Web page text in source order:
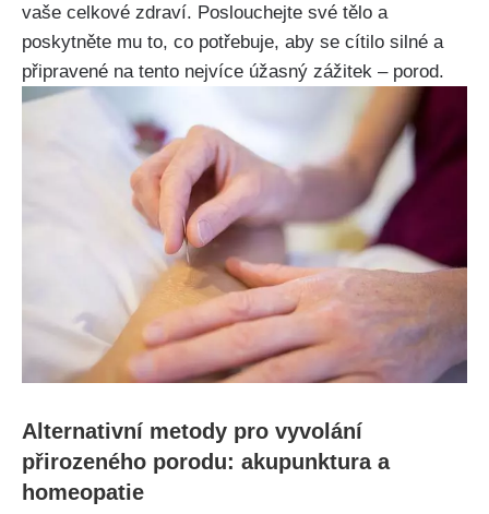
vaše⁢ celkové​ zdraví. Poslouchejte své tělo a
poskytněte mu to, co potřebuje, aby se cítilo silné a
připravené na tento nejvíce úžasný⁤ zážitek – porod.
Alternativní metody pro‍ vyvolání
přirozeného porodu: akupunktura a
‍homeopatie